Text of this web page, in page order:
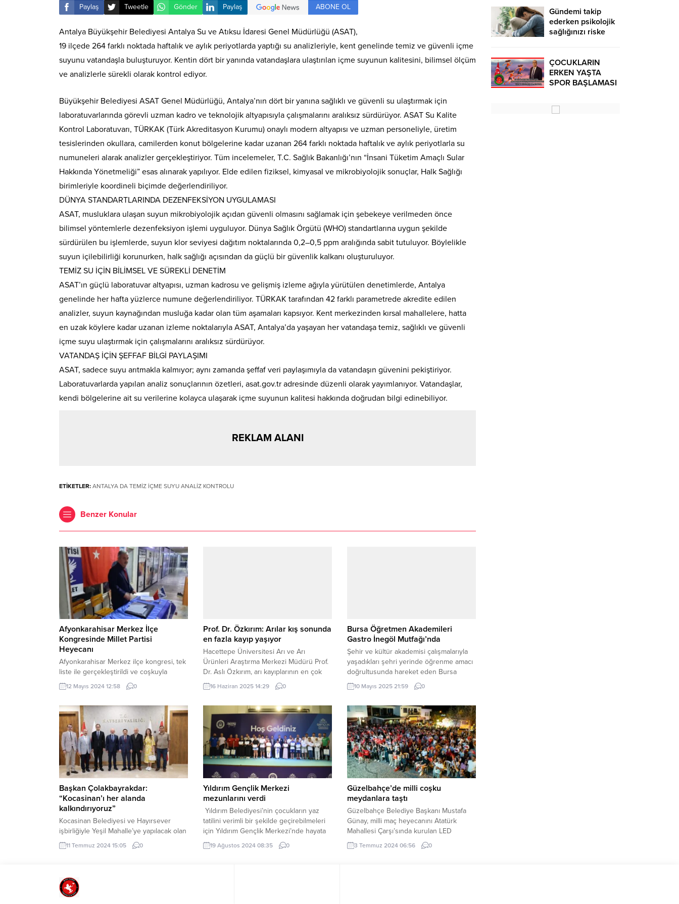
Paylaş Tweetle Gönder Paylaş ABONE OL
Antalya Büyükşehir Belediyesi Antalya Su ve Atıksu İdaresi Genel Müdürlüğü (ASAT),
19 ilçede 264 farklı noktada haftalık ve aylık periyotlarda yaptığı su analizleriyle, kent genelinde temiz ve güvenli içme
suyunu vatandaşla buluşturuyor. Kentin dört bir yanında vatandaşlara ulaştırılan içme suyunun kalitesini, bilimsel ölçüm
ve analizlerle sürekli olarak kontrol ediyor.
Büyükşehir Belediyesi ASAT Genel Müdürlüğü, Antalya’nın dört bir yanına sağlıklı ve güvenli su ulaştırmak için
laboratuvarlarında görevli uzman kadro ve teknolojik altyapısıyla çalışmalarını aralıksız sürdürüyor. ASAT Su Kalite
Kontrol Laboratuvarı, TÜRKAK (Türk Akreditasyon Kurumu) onaylı modern altyapısı ve uzman personeliyle, üretim
tesislerinden okullara, camilerden konut bölgelerine kadar uzanan 264 farklı noktada haftalık ve aylık periyotlarla su
numuneleri alarak analizler gerçekleştiriyor. Tüm incelemeler, T.C. Sağlık Bakanlığı’nın “İnsani Tüketim Amaçlı Sular
Hakkında Yönetmeliği” esas alınarak yapılıyor. Elde edilen fiziksel, kimyasal ve mikrobiyolojik sonuçlar, Halk Sağlığı
birimleriyle koordineli biçimde değerlendiriliyor.
DÜNYA STANDARTLARINDA DEZENFEKSİYON UYGULAMASI
ASAT, musluklara ulaşan suyun mikrobiyolojik açıdan güvenli olmasını sağlamak için şebekeye verilmeden önce
bilimsel yöntemlerle dezenfeksiyon işlemi uyguluyor. Dünya Sağlık Örgütü (WHO) standartlarına uygun şekilde
sürdürülen bu işlemlerde, suyun klor seviyesi dağıtım noktalarında 0,2–0,5 ppm aralığında sabit tutuluyor. Böylelikle
suyun içilebilirliği korunurken, halk sağlığı açısından da güçlü bir güvenlik kalkanı oluşturuluyor.
TEMİZ SU İÇİN BİLİMSEL VE SÜREKLİ DENETİM
ASAT’ın güçlü laboratuvar altyapısı, uzman kadrosu ve gelişmiş izleme ağıyla yürütülen denetimlerde, Antalya
genelinde her hafta yüzlerce numune değerlendiriliyor. TÜRKAK tarafından 42 farklı parametrede akredite edilen
analizler, suyun kaynağından musluğa kadar olan tüm aşamaları kapsıyor. Kent merkezinden kırsal mahallelere, hatta
en uzak köylere kadar uzanan izleme noktalarıyla ASAT, Antalya’da yaşayan her vatandaşa temiz, sağlıklı ve güvenli
içme suyu ulaştırmak için çalışmalarını aralıksız sürdürüyor.
VATANDAŞ İÇİN ŞEFFAF BİLGİ PAYLAŞIMI
ASAT, sadece suyu arıtmakla kalmıyor; aynı zamanda şeffaf veri paylaşımıyla da vatandaşın güvenini pekiştiriyor.
Laboratuvarlarda yapılan analiz sonuçlarının özetleri, asat.gov.tr adresinde düzenli olarak yayımlanıyor. Vatandaşlar,
kendi bölgelerine ait su verilerine kolayca ulaşarak içme suyunun kalitesi hakkında doğrudan bilgi edinebiliyor.
REKLAM ALANI
ETİKETLER: ANTALYA DA TEMİZ İÇME SUYU ANALİZ KONTROLU
Benzer Konular
Afyonkarahisar Merkez İlçe
Kongresinde Millet Partisi
Heyecanı
Afyonkarahisar Merkez ilçe kongresi, tek
liste ile gerçekleştirildi ve coşkuyla
kutlandı. Partililerin yoğun katılımıyla
yapılan kongrede, Merkez ilçe
Emekli öğretmen olan KIRAZ, partisinin
gelecek seçimlere hazırlanması için tüm
üyelerle birlikte yoğun bir şekilde çalışma
sözü verdi. Afyonkarahisar Merkez ilçe
kongresi, tek listeyle ve büyük bir
coşkuyla...
12 Mayıs 2024 12:58 0
Prof. Dr. Özkırım: Arılar kış sonunda
en fazla kayıp yaşıyor
Hacettepe Üniversitesi Arı ve Arı
Ürünleri Araştırma Merkezi Müdürü Prof.
Dr. Aslı Özkırım, arı kayıplarının en çok
kış mevsimi sonunda yaşandığını belirtti
ve arıların iklim değişikliğine karşı
EDİRNE (İGFA) – Kırklareli Ticaret ve
Sanayi Odası tarafından yürütülen
“Istranca Arıcılığının İklim Değişikliğine
Uyum Kapasitesinin Arttırılması...
16 Haziran 2025 14:29 0
Bursa Öğretmen Akademileri
Gastro İnegöl Mutfağı’nda
Şehir ve kültür akademisi çalışmalarıyla
yaşadıkları şehri yerinde öğrenme amacı
doğrultusunda hareket eden Bursa
Öğretmen Akademileri, “Şehir ve
Gastronomi” başlığıyla İnegöl’de buluştu.
İnegöl Restoranında misafir edilen
konuklar, şehrin coğrafi işaretli ürünü
İnegöl Piyazının yapımını şeflerden
öğrendi. BURSA (İGFA) – Yaşadıkları ve
görev yaptıkları şehir ile ilgili bilgileri...
10 Mayıs 2025 21:59 0
Başkan Çolakbayrakdar:
“Kocasinan’ı her alanda
kalkındırıyoruz”
Kocasinan Belediyesi ve Hayırsever
işbirliğiyle Yeşil Mahalle’ye yapılacak olan
aile sağlık merkezi için Valilikte protokol
imzalandı. Türkiye’ye model ve marka
Çolakbayrakdar, Kocasinan’ı; kültür,
sanat, bilim, turizm, eğitim, spor, sosyal
11 Temmuz 2024 15:05 0
Yıldırım Gençlik Merkezi
mezunlarını verdi
Yıldırım Belediyesi’nin çocukların yaz
tatilini verimli bir şekilde geçirebilmeleri
için Yıldırım Gençlik Merkezi’nde hayata
geçirdiği Yaz Akademisi ve Spor
Okulları’nda eğitim gören çocuklar
Karapınar Gençlik Merkezi’nde
düzenlenen programa Yıldırım Belediye
Başkanı Oktay Yılmaz, Yıldırım İlçe
Kaymakamı Metin Esen, Yıldırım İlçe
19 Ağustos 2024 08:35 0
Güzelbahçe’de milli coşku
meydanlara taştı
Güzelbahçe Belediye Başkanı Mustafa
Günay, milli maç heyecanını Atatürk
Mahallesi Çarşı’sında kurulan LED
ekranda Güzelbahçeli hemşehrileriyle
birlikte yaşadı. İZMİR (İGFA) – Türkiye’nin
3 Temmuz 2024 06:56 0
Gündemi takip
ederken psikolojik
sağlığınızı riske
ÇOCUKLARIN
ERKEN YAŞTA
SPOR BAŞLAMASI
TEHLİKELERDEN
UZAK TUTUMUŞ